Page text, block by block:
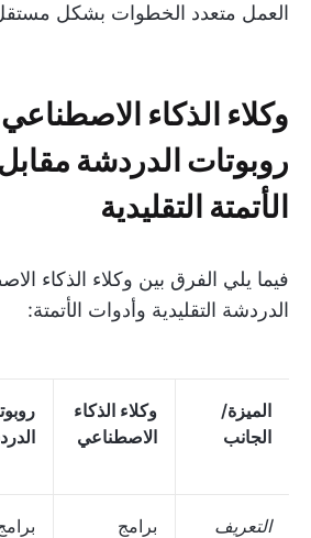
العمل متعدد الخطوات بشكل
وكلاء الذكاء
روبوتات الدردشة
الأتمتة التقليدية
فيما يلي الفرق بين وكلاء الذكاء
الدردشة التقليدية وأدوات الأتمتة:
الميزة/
الجانب
وكلاء الذكاء
الاصطناعي
التعريف
برامج